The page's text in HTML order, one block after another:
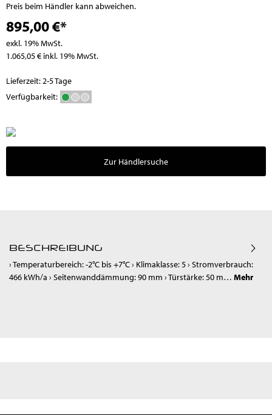
Preis beim Händler kann abweichen.
895,00 €*
exkl. 19% MwSt.
1.065,05 € inkl. 19% MwSt.
Lieferzeit: 2-5 Tage
Verfügbarkeit:
Zur Händlersuche
BESCHREIBUNG
› Temperaturbereich: -2°C bis +7°C › Klimaklasse: 5 › Stromverbrauch:
466 kWh/a › Seitenwanddämmung: 90 mm › Türstärke: 50 m… Mehr